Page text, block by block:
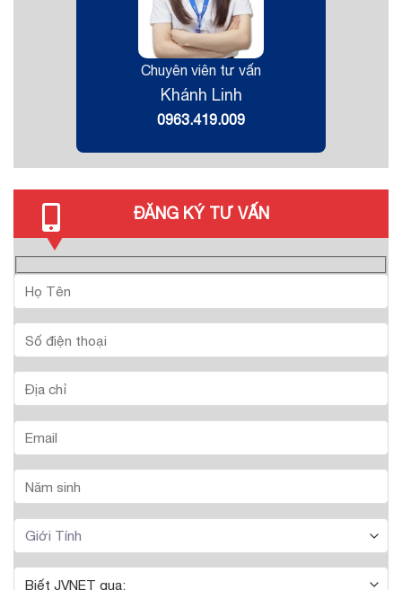
Chuyên viên tư vấn
Khánh Linh
0963.419.009
ĐĂNG KÝ TƯ VẤN